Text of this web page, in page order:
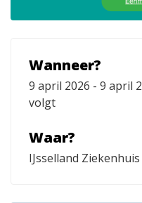
Wanneer?
9 april 2026 - 9 april
volgt
Waar?
IJsselland Ziekenhuis